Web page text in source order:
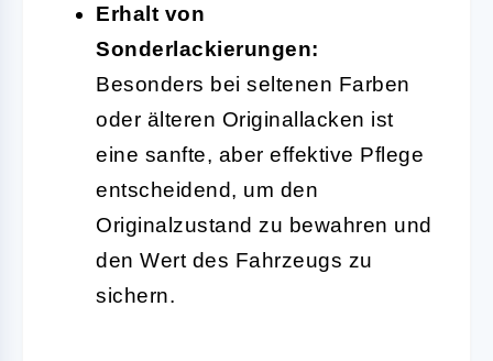
Erhalt von
Sonderlackierungen:
Besonders bei seltenen Farben
oder älteren Originallacken ist
eine sanfte, aber effektive Pflege
entscheidend, um den
Originalzustand zu bewahren und
den Wert des Fahrzeugs zu
sichern.